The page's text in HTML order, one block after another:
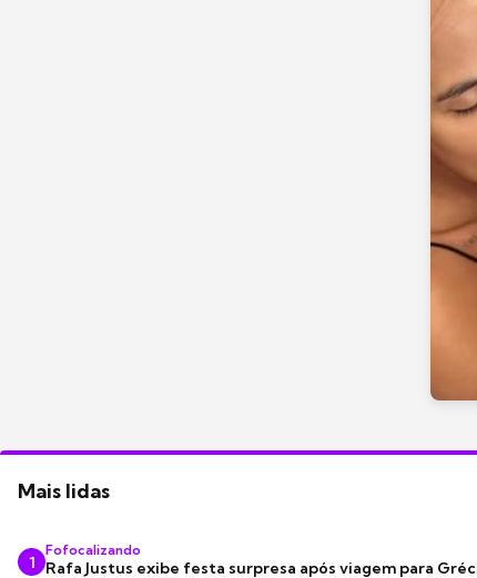
Mais lidas
1
Fofocalizando
Rafa Justus exibe festa surpresa após viagem para